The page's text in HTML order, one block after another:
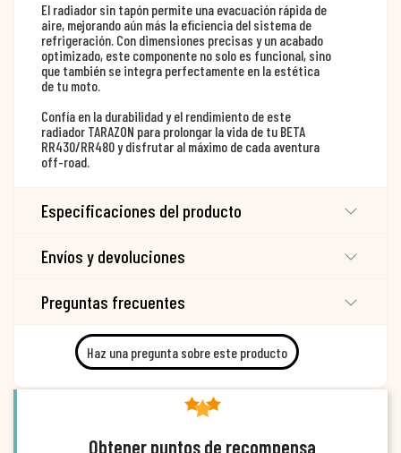
El radiador sin tapón permite una evacuación rápida de
aire, mejorando aún más la eficiencia del sistema de
refrigeración. Con dimensiones precisas y un acabado
optimizado, este componente no solo es funcional, sino
que también se integra perfectamente en la estética
de tu moto.
Confía en la durabilidad y el rendimiento de este
radiador TARAZON para prolongar la vida de tu BETA
RR430/RR480 y disfrutar al máximo de cada aventura
off-road.
Especificaciones del producto
Envíos y devoluciones
Preguntas frecuentes
Haz una pregunta sobre este producto
Obtener puntos de recompensa